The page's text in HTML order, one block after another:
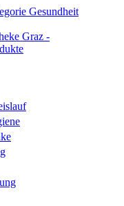
Gesundheit